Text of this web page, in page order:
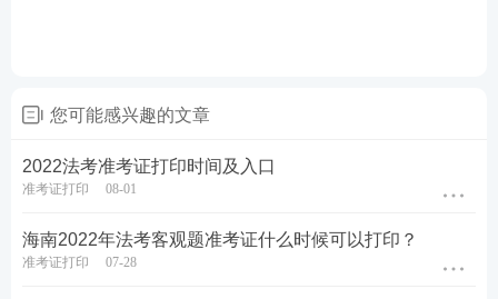
您可能感兴趣的文章
2022法考准考证打印时间及入口
准考证打印 08-01
海南2022年法考客观题准考证什么时候可以打印？
准考证打印 07-28